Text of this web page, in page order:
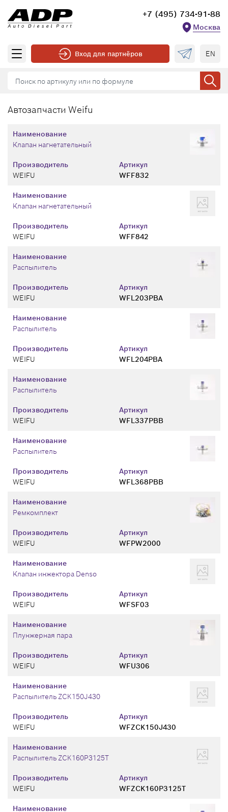
+7 (495) 734-91-88
Москва
Вход для партнёров EN
Автозапчасти Weifu
Производитель
WEIFU
Артикул
WFF832
Наименование
Клапан нагнетательный
Производитель
WEIFU
Артикул
WFF842
Наименование
Клапан нагнетательный
Производитель
WEIFU
Артикул
WFL203PBA
Наименование
Распылитель
Производитель
WEIFU
Артикул
WFL204PBA
Наименование
Распылитель
Производитель
WEIFU
Артикул
WFL337PBB
Наименование
Распылитель
Производитель
WEIFU
Артикул
WFL368PBB
Наименование
Распылитель
Производитель
WEIFU
Артикул
WFPW2000
Наименование
Ремкомплект
Производитель
WEIFU
Артикул
WFSF03
Наименование
Клапан инжектора Denso
Производитель
WEIFU
Артикул
WFU306
Наименование
Плунжерная пара
Производитель
WEIFU
Артикул
WFZCK150J430
Наименование
Распылитель ZCK150J430
Производитель
WEIFU
Артикул
WFZCK160P3125T
Наименование
Распылитель ZCK160P3125T
Наименование